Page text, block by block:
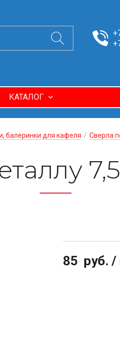
КАТАЛОГ
балеринки для кафеля / Сверла
85 руб.